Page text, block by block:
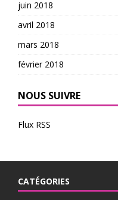
juin 2018
avril 2018
mars 2018
février 2018
NOUS SUIVRE
Flux RSS
CATÉGORIES